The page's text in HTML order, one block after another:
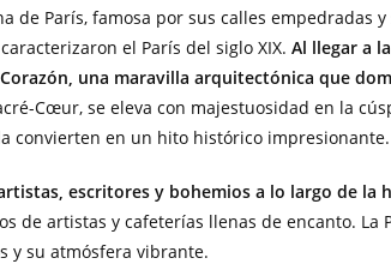
de París, famosa por sus calles empedradas
el París del siglo XIX. Al llegar a
una maravilla arquitectónica que
Cœur, se eleva con majestuosidad en la
convierten en un hito histórico impresionante.
escritores y bohemios a lo largo de la
de artistas y cafeterías llenas de encanto. La
y su atmósfera vibrante.